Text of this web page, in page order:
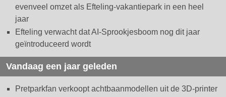
evenveel omzet als Efteling-vakantiepark in een heel
jaar
Efteling verwacht dat AI-Sprookjesboom nog dit jaar
geïntroduceerd wordt
Vandaag een jaar geleden
Pretparkfan verkoopt achtbaanmodellen uit de 3D-printer